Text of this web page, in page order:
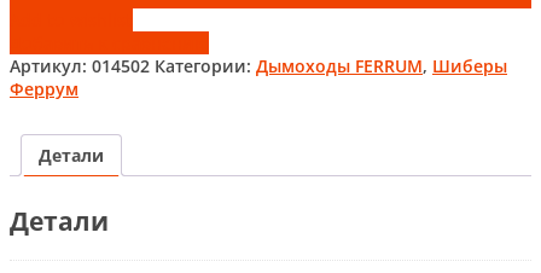
Артикул: 014502 Категории: Дымоходы FERRUM, Шиберы
Феррум
Детали
Детали